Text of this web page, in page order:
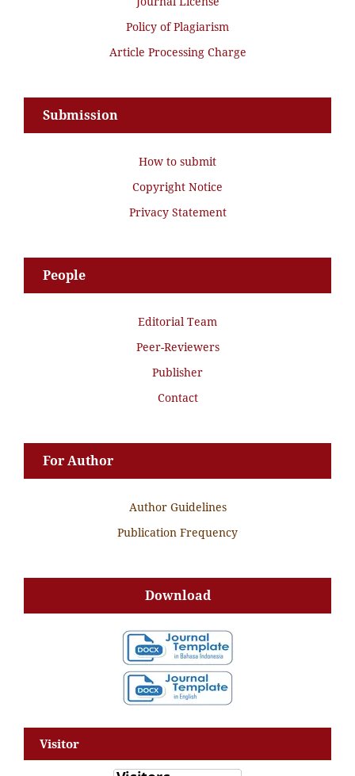
Policy of Plagiarism
Article Processing Charge
Submission
How to submit
Copyright Notice
Privacy Statement
People
Editorial Team
Peer-Reviewers
Publisher
Contact
For Author
Author Guidelines
Publication Frequency
Download
Visitor